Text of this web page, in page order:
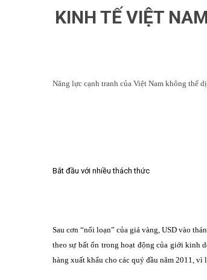
KINH TẾ VIỆT
Năng lực cạnh tranh của Việt Nam không thể
Bắt đầu với nhiều thách thức
Sau cơn “nổi loạn” của giá vàng, USD vào
theo sự bất ổn trong hoạt động của giới kinh
hàng xuất khẩu cho các quý đầu năm 2011,